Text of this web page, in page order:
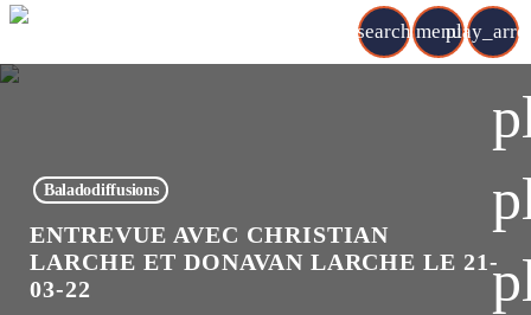
search menu
Baladodiffusions
ENTREVUE AVEC CHRISTIAN
LARCHE ET DONAVAN LARCHE LE 21-
03-22